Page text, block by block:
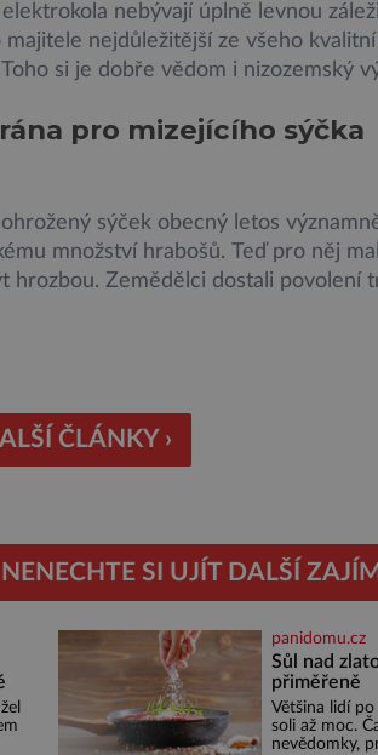
nebývají úplně levnou
majitele nejdůležitější ze všeho
si je dobře vědom i nizozemský
na světě. Skutečně nepřehání? Pokud
pro mizejícího sýčka
sýček obecný letos
množství hrabošů. Teď pro něj
hrozbou. Zemědělci dostali povolení
Ústředního kontrolního a zkušebního
[…]
ČLÁNKY ›
NENECHTE SI UJÍT DALŠÍ
panidomu.cz
Sůl nad
přiměřeně
Většina lidí
soli až moc.
nevědomky,